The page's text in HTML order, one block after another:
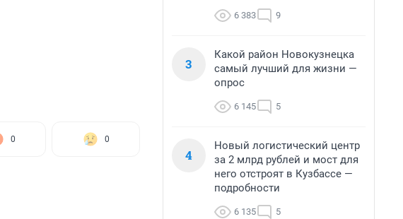
0 0
6 383 9
3
Какой район Новокузнецка
самый лучший для жизни —
опрос
6 145 5
4
Новый логистический центр
за 2 млрд рублей и мост для
него отстроят в Кузбассе —
подробности
6 135 5